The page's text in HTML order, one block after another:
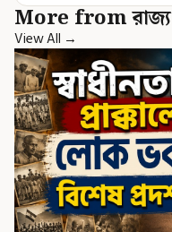
More from রাজ্য
View All →